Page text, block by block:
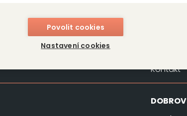
Povolit cookies
Nastavení cookies
Kontakt